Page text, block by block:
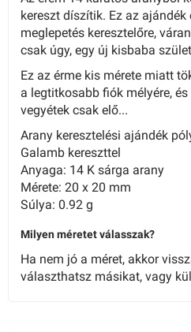
kereszt díszítik. Ez az
meglepetés keresztelőre,
csak úgy, egy új kisbaba
Ez az érme kis mérete miatt
a legtitkosabb fiók mélyére,
vegyétek csak elő...
Arany keresztelési ajándék
Galamb kereszttel
Anyaga: 14 K sárga arany
Mérete: 20 x 20 mm
Súlya: 0.92 g
Milyen méretet válasszak?
Ha nem jó a méret, akkor
választhatsz másikat, vagy